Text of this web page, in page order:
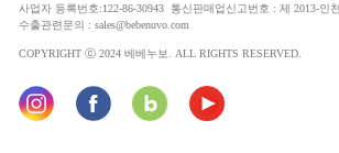
사업자 등록번호:122-86-30943 통신판매업신고번호 : 제 2013-인
수출관련문의 : sales@bebenuvo.com
COPYRIGHT ⓒ 2024 베베누보. ALL RIGHTS RESERVED.